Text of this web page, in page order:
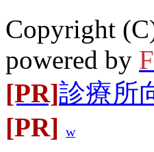
Copyright
powered by F
[PR]診療所
[PR] w